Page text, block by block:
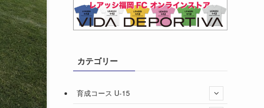
カテゴリー
育成コース U-15